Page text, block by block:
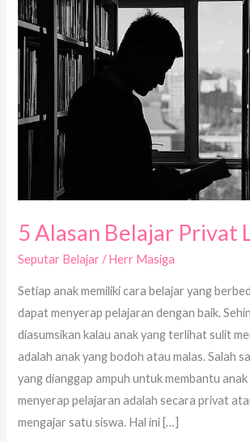
5 Alasan Belajar Privat
Seputar Belajar /Herr Masiga
Setiap anak memiliki cara belajar yang
dapat menyerap pelajaran dengan baik.
diasumsikan kalau anak yang terlihat sulit
adalah anak yang bodoh atau malas. Salah
yang dianggap ampuh untuk membantu anak
menyerap pelajaran adalah secara privat
mengajar satu siswa. Hal ini […]
Alasan
Belajar
Privat
Lebih
Baik